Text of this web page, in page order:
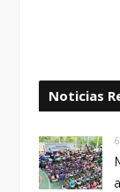
Noticias